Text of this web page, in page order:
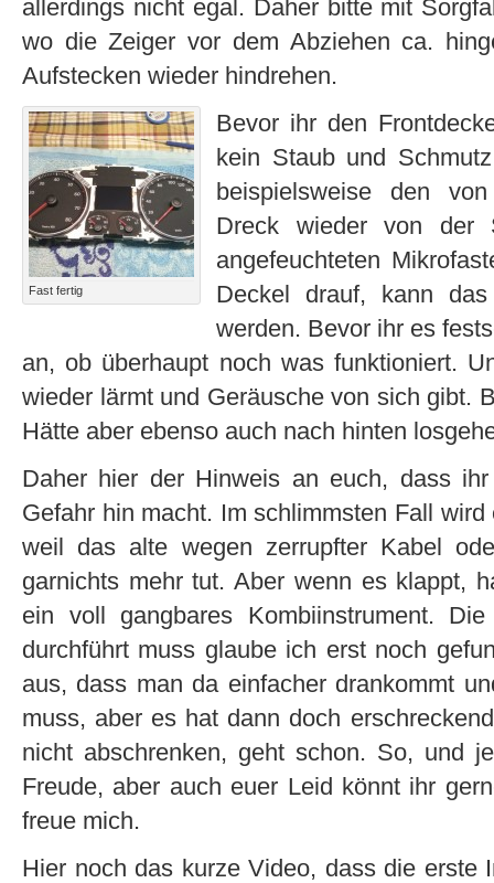
allerdings nicht egal. Daher bitte mit
wo die Zeiger vor dem Abziehen ca.
Aufstecken wieder hindrehen.
Fast fertig
Bevor ihr den
kein Staub und
beispielsweise den
Dreck wieder von der
angefeuchteten
Deckel drauf, kann
werden. Bevor ihr es
an, ob überhaupt noch was funktioniert.
wieder lärmt und Geräusche von sich gibt.
Hätte aber ebenso auch nach hinten
Daher hier der Hinweis an euch, dass
Gefahr hin macht. Im schlimmsten Fall
weil das alte wegen zerrupfter Kabel
garnichts mehr tut. Aber wenn es klappt,
ein voll gangbares Kombiinstrument.
durchführt muss glaube ich erst noch
aus, dass man da einfacher drankommt
muss, aber es hat dann doch
nicht abschrenken, geht schon. So, und
Freude, aber auch euer Leid könnt ihr
freue mich.
Hier noch das kurze Video, dass die erste